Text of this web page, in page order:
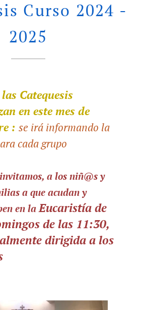
Curso 2024 -
2025
Catequesis
en este mes de
: se irá informando la
cada grupo
a los niñ@s y
a que acudan y
en laEucaristía de
de las 11:30,
dirigida a los